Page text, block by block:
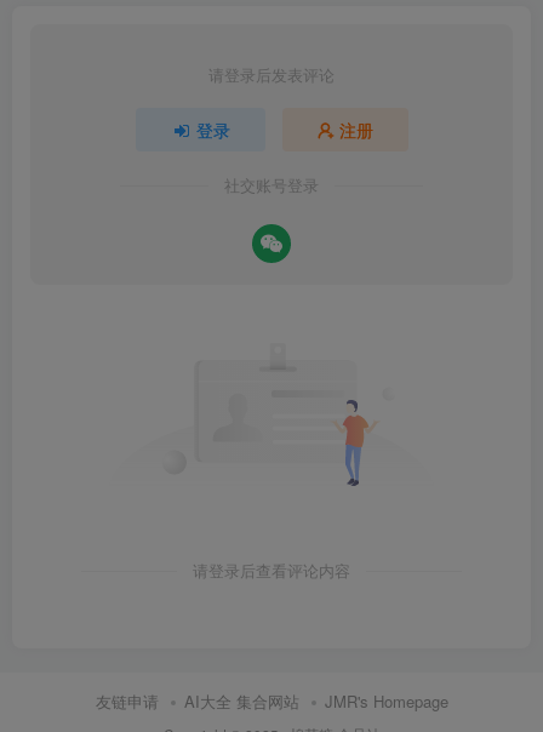
请登录后发表评论
登录 注册
社交账号登录
请登录后查看评论内容
友链申请 AI大全 集合网站 JMR's Homepage